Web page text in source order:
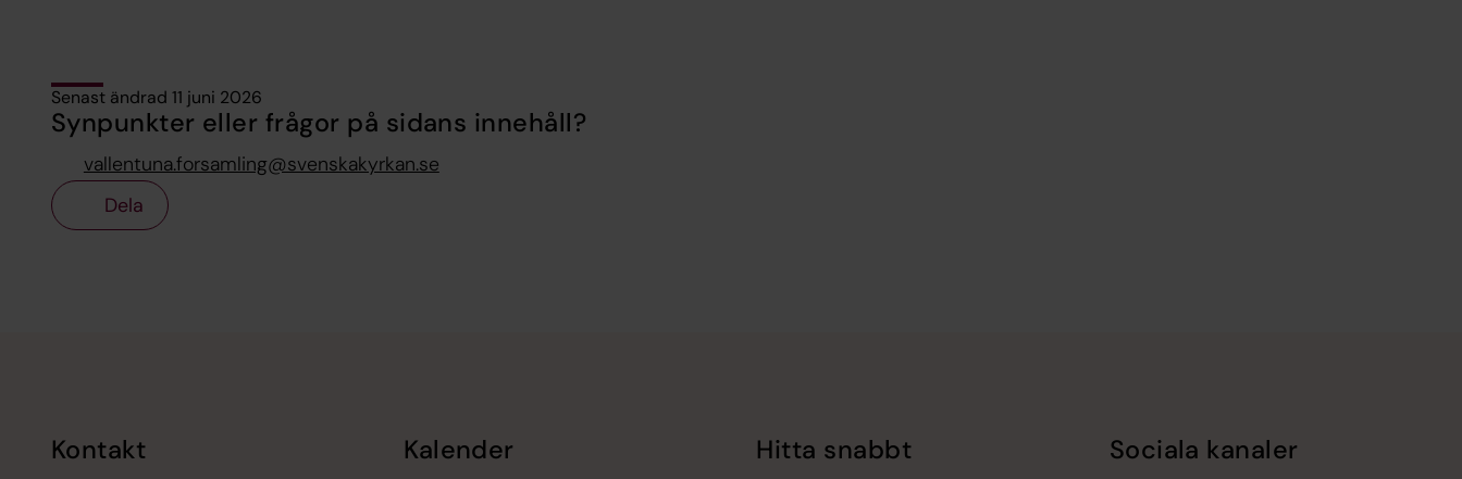
Senast ändrad 11 juni 2026
Synpunkter eller frågor på sidans innehåll?
vallentuna.forsamling@svenskakyrkan.se
Dela
Kontakt Kalender Hitta snabbt Sociala kanaler